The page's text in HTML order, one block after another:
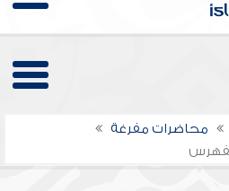
محاضرات مفرغة